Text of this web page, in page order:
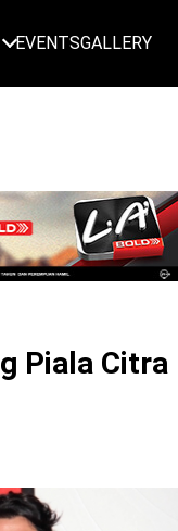
EVENTSGALLERY
Piala Citra